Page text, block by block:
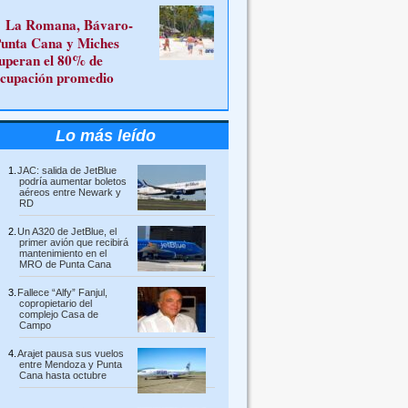
La Romana, Bávaro-
Cana y Miches
el 80% de
promedio
Lo más leído
JAC: salida de JetBlue
podría aumentar boletos
aéreos entre Newark y
RD
Un A320 de JetBlue, el
primer avión que recibirá
mantenimiento en el
MRO de Punta Cana
Fallece “Alfy” Fanjul,
copropietario del
complejo Casa de
Campo
Arajet pausa sus vuelos
entre Mendoza y Punta
Cana hasta octubre